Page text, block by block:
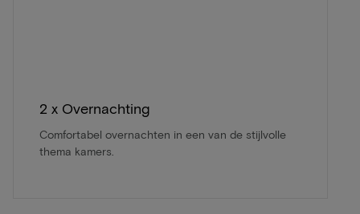
2 x Overnachting
Comfortabel overnachten in een van de stijlvolle
thema kamers.